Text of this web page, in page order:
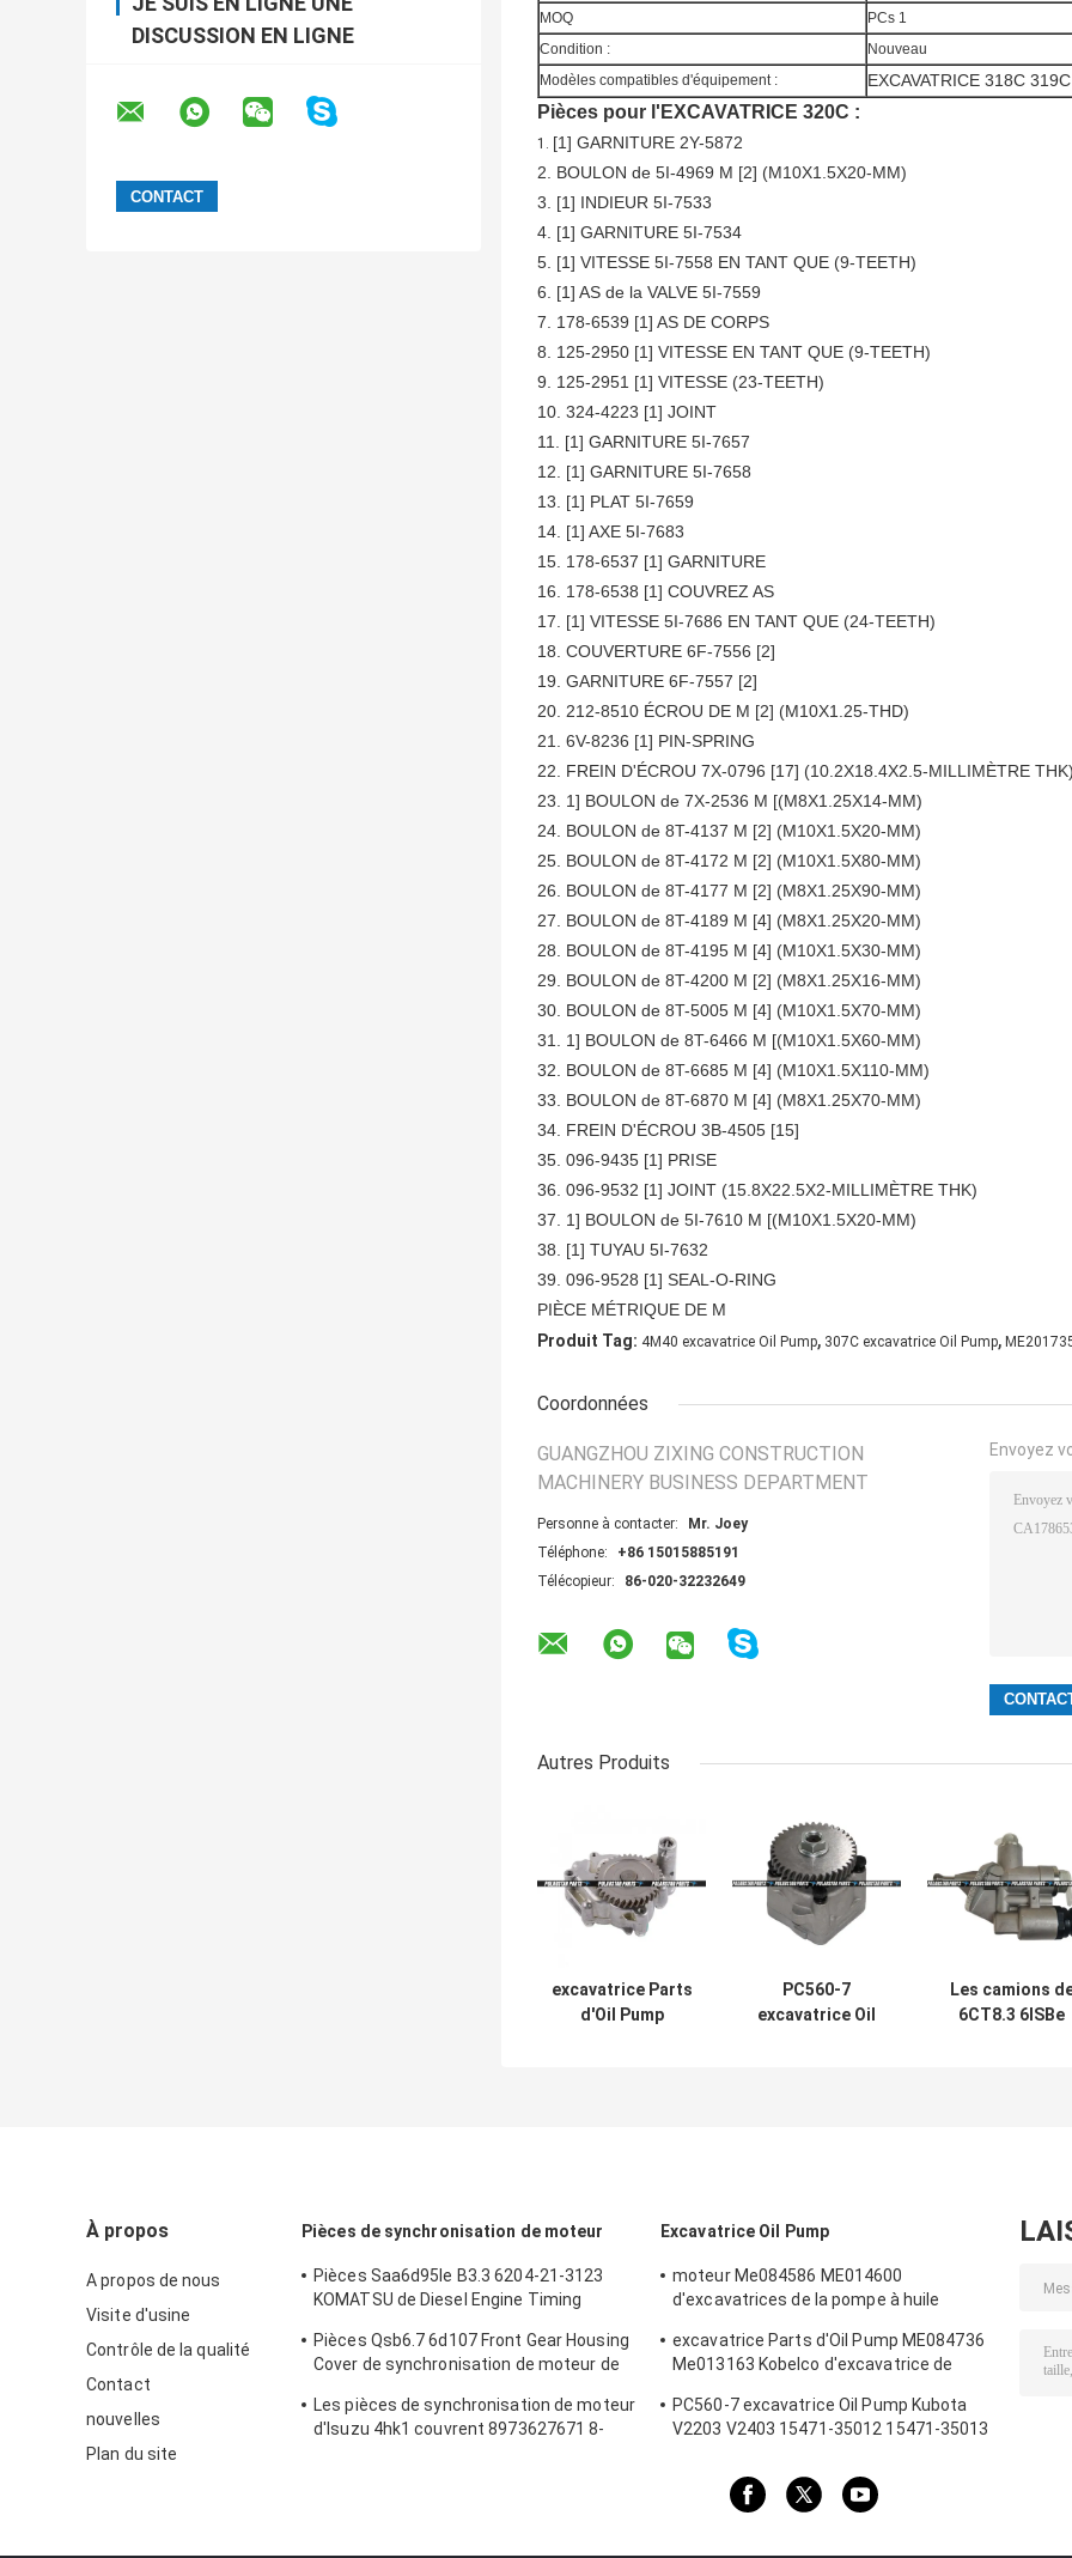
DISCUSSION EN LIGNE
MOQ
PCs 1
Condition :
Nouveau
Modèles compatibles d'équipement :
EXCAVATRICE 318C
Pièces pour l'EXCAVATRICE 320C :
1. [1] GARNITURE 2Y-5872
2. BOULON de 5I-4969 M [2] (M10X1.5X20-MM)
3. [1] INDIEUR 5I-7533
4. [1] GARNITURE 5I-7534
5. [1] VITESSE 5I-7558 EN TANT QUE (9-TEETH)
6. [1] AS de la VALVE 5I-7559
7. 178-6539 [1] AS DE CORPS
8. 125-2950 [1] VITESSE EN TANT QUE (9-TEETH)
9. 125-2951 [1] VITESSE (23-TEETH)
10. 324-4223 [1] JOINT
11. [1] GARNITURE 5I-7657
12. [1] GARNITURE 5I-7658
13. [1] PLAT 5I-7659
14. [1] AXE 5I-7683
15. 178-6537 [1] GARNITURE
16. 178-6538 [1] COUVREZ AS
17. [1] VITESSE 5I-7686 EN TANT QUE (24-TEETH)
18. COUVERTURE 6F-7556 [2]
19. GARNITURE 6F-7557 [2]
20. 212-8510 ÉCROU DE M [2] (M10X1.25-THD)
21. 6V-8236 [1] PIN-SPRING
22. FREIN D'ÉCROU 7X-0796 [17] (10.2X18.4X2.5-MILLIMÈTRE
23. 1] BOULON de 7X-2536 M [(M8X1.25X14-MM)
24. BOULON de 8T-4137 M [2] (M10X1.5X20-MM)
25. BOULON de 8T-4172 M [2] (M10X1.5X80-MM)
26. BOULON de 8T-4177 M [2] (M8X1.25X90-MM)
27. BOULON de 8T-4189 M [4] (M8X1.25X20-MM)
28. BOULON de 8T-4195 M [4] (M10X1.5X30-MM)
29. BOULON de 8T-4200 M [2] (M8X1.25X16-MM)
30. BOULON de 8T-5005 M [4] (M10X1.5X70-MM)
31. 1] BOULON de 8T-6466 M [(M10X1.5X60-MM)
32. BOULON de 8T-6685 M [4] (M10X1.5X110-MM)
33. BOULON de 8T-6870 M [4] (M8X1.25X70-MM)
34. FREIN D'ÉCROU 3B-4505 [15]
35. 096-9435 [1] PRISE
36. 096-9532 [1] JOINT (15.8X22.5X2-MILLIMÈTRE THK)
37. 1] BOULON de 5I-7610 M [(M10X1.5X20-MM)
38. [1] TUYAU 5I-7632
39. 096-9528 [1] SEAL-O-RING
PIÈCE MÉTRIQUE DE M
Produit Tag: 4M40 excavatrice Oil Pump, 307C excavatrice Oil Pump,
Coordonnées
GUANGZHOU ZIXING CONSTRUCTION
MACHINERY BUSINESS DEPARTMENT
Personne à contacter:
Mr. Joey
Téléphone:
+86 15015885191
Télécopieur:
86-020-32232649
Envoyez
Autres Produits
excavatrice Parts
d'Oil Pump
PC560-7
excavatrice Oil
Les camions
6CT8.3 6ISBe
À propos
A propos de nous
Visite d'usine
Contrôle de la qualité
Contact
nouvelles
Plan du site
Pièces de synchronisation de moteur
Pièces Saa6d95le B3.3 6204-21-3123
KOMATSU de Diesel Engine Timing
Pièces Qsb6.7 6d107 Front Gear Housing
Cover de synchronisation de moteur de
Les pièces de synchronisation de moteur
d'Isuzu 4hk1 couvrent 8973627671 8-
Excavatrice Oil Pump
moteur Me084586 ME014600
d'excavatrices de la pompe à huile
excavatrice Parts d'Oil Pump ME084736
Me013163 Kobelco d'excavatrice de
PC560-7 excavatrice Oil Pump Kubota
V2203 V2403 15471-35012 15471-35013